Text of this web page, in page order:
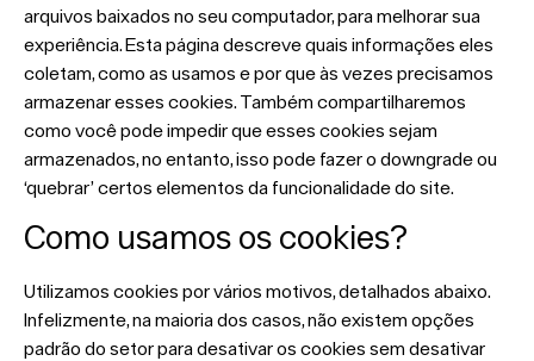
arquivos baixados no seu computador, para melhorar sua
experiência. Esta página descreve quais informações eles
coletam, como as usamos e por que às vezes precisamos
armazenar esses cookies. Também compartilharemos
como você pode impedir que esses cookies sejam
armazenados, no entanto, isso pode fazer o downgrade ou
‘quebrar’ certos elementos da funcionalidade do site.
Como usamos os cookies?
Utilizamos cookies por vários motivos, detalhados abaixo.
Infelizmente, na maioria dos casos, não existem opções
padrão do setor para desativar os cookies sem desativar